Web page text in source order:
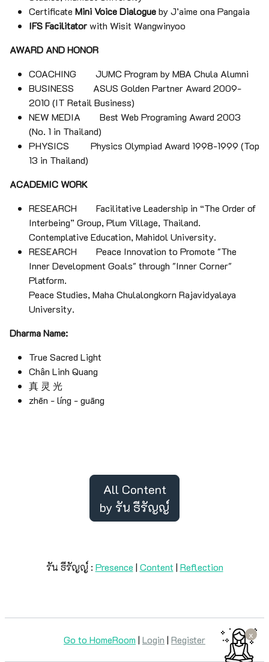
Certificate Mini Voice Dialogueby J’aime ona Pangaia
IFS Facilitatorwith Wisit Wangwinyoo
AWARD AND HONOR
COACHING JUMC Program by MBA Chula Alumni
BUSINESS ASUS Golden Partner Award 2009-
2010 (IT Retail Business)
NEW MEDIA Best Web Programing Award 2003
(No. 1 in Thailand)
PHYSICS Physics Olympiad Award 1998-1999 (Top
13 in Thailand)
ACADEMIC WORK
RESEARCH Facilitative Leadership in “The Order of
Interbeing” Group, Plum Village, Thailand.
Contemplative Education, Mahidol University.
RESEARCH Peace Innovation to Promote "The
Inner Development Goals" through "Inner Corner"
Platform.
Peace Studies, Maha Chulalongkorn Rajavidyalaya
University.
Dharma Name:
True Sacred Light
Chân Linh Quang
真 灵 光
zhēn - líng - guāng
All Content
by รัน ธีรัญญ์
รัน ธีรัญญ์ : Presence | Content| Reflection
Go to HomeRoom | Login | Register x